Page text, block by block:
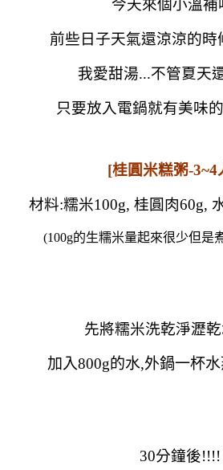
今天來個小溫補
前些日子天氣還涼涼的時
我愛甜湯...不管夏天
只要放入電鍋就有美味
[桂圓米糕粥-3~4
材料:糯米100g, 桂圓肉60g,
(100g的生糯米量起來很少但是
先將糯米洗乾淨瀝
加入800g的水,外鍋一杯
30分鐘後!!!!